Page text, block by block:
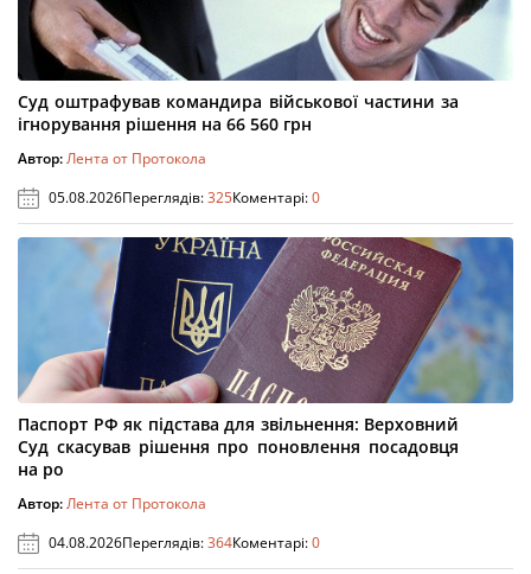
Суд оштрафував командира військової частини за
ігнорування рішення на 66 560 грн
Автор:Лента от Протокола
05.08.2026Переглядів:325Коментарі:0
Паспорт РФ як підстава для звільнення: Верховний
Суд скасував рішення про поновлення посадовця
на ро
Автор:Лента от Протокола
04.08.2026Переглядів:364Коментарі:0